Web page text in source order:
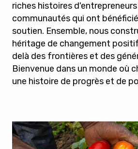
riches histoires
communautés qui ont
soutien. Ensemble, nous
héritage de changement
delà des frontières et des
Bienvenue dans un monde où
une histoire de progrès et de